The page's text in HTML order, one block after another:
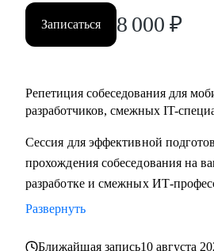
Записаться 8 000 ₽
Репетиция собеседования для
разработчиков, смежных IT-
Сессия для эффективной
прохождения собеседования на
разработке и смежных ИТ-
Развернуть
Ближайшая запись10 августа